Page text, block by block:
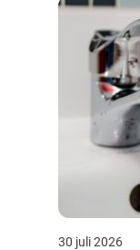
30 juli 2026